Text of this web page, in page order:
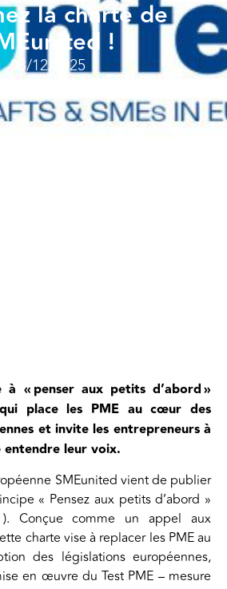
la charte de
!
08/12/2025
à « penser aux petits d’abord »
place les PME au cœur des
et invite les entrepreneurs à
leur voix.
SMEunited vient de publier
« Pensez aux petits d’abord »
Conçue comme un appel aux
charte vise à replacer les PME au
des législations européennes,
en œuvre du Test PME – mesure